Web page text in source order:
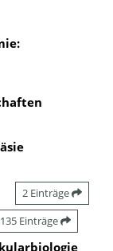
2 Einträge
135 Einträge